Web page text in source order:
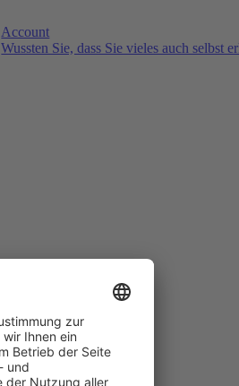
Account
Wussten Sie, dass Sie vieles auch selbst